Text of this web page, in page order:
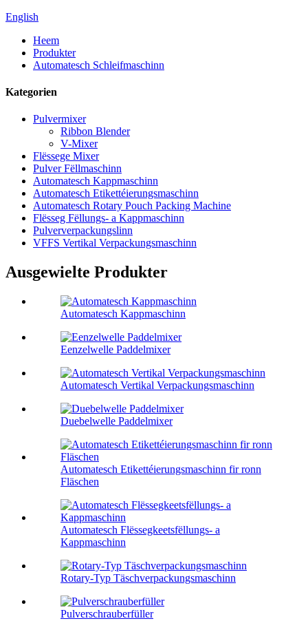
English
Heem
Produkter
Automatesch Schleifmaschinn
Kategorien
Pulvermixer
Ribbon Blender
V-Mixer
Flëssege Mixer
Pulver Fëllmaschinn
Automatesch Kappmaschinn
Automatesch Etikettéierungsmaschinn
Automatesch Rotary Pouch Packing Machine
Flësseg Fëllungs- a Kappmaschinn
Pulververpackungslinn
VFFS Vertikal Verpackungsmaschinn
Ausgewielte Produkter
Automatesch Kappmaschinn
Eenzelwelle Paddelmixer
Automatesch Vertikal Verpackungsmaschinn
Duebelwelle Paddelmixer
Automatesch Etikettéierungsmaschinn fir ronn
Fläschen
Automatesch Flëssegkeetsfëllungs- a
Kappmaschinn
Rotary-Typ Täschverpackungsmaschinn
Pulverschrauberfüller